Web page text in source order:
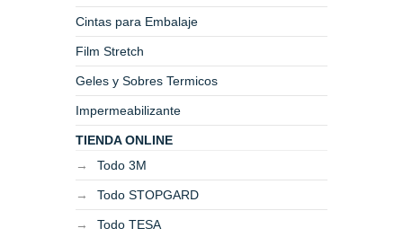
Cintas para Embalaje
Film Stretch
Geles y Sobres Termicos
Impermeabilizante
TIENDA ONLINE
Todo 3M
Todo STOPGARD
Todo TESA